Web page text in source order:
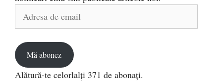
Adresa
Mă abonez
Alătură-te celorlalți 371 de abonați.